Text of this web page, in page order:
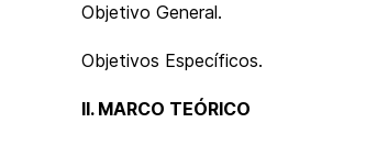
Objetivo General.
Objetivos Específicos.
II. MARCO TEÓRICO